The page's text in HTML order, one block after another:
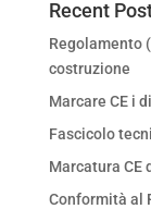
Recent
Regolamento
costruzione
Marcare CE i
Fascicolo
Marcatura CE
Conformità al